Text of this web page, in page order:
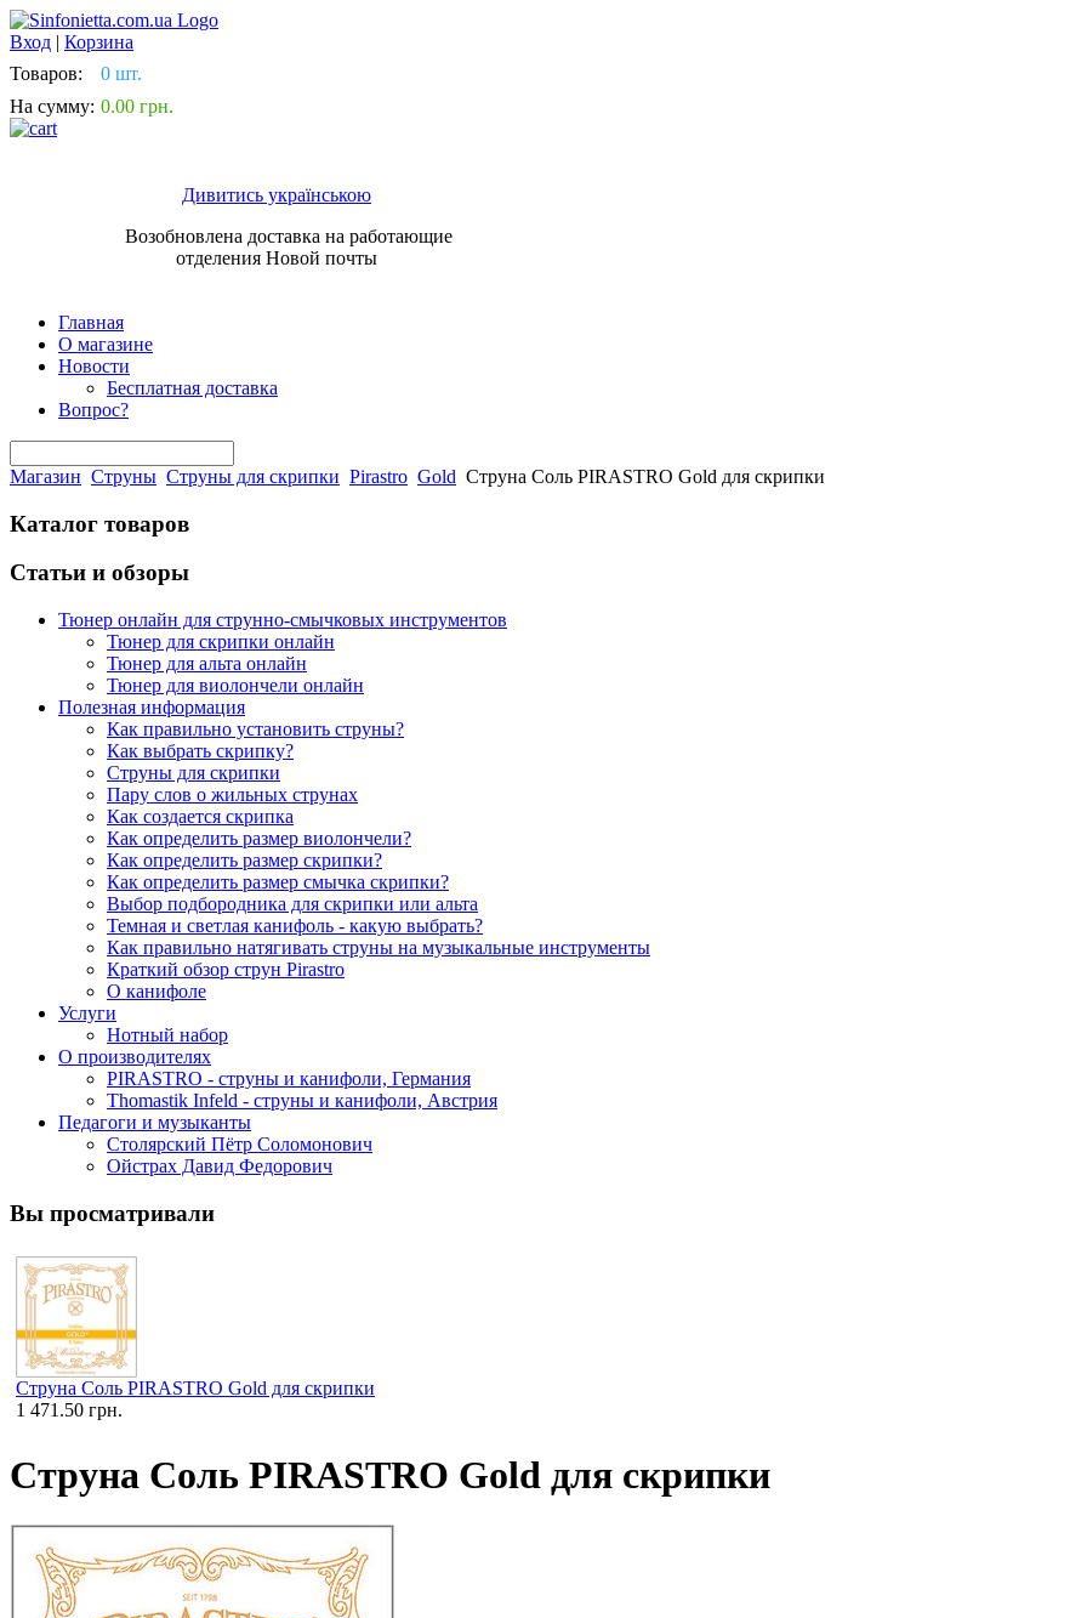
Вход | Корзина
Товаров:
0 шт.
На сумму: 0.00 грн.
Дивитись українською
Возобновлена доставка на работающие
отделения Новой почты
Главная
О магазине
Новости
Бесплатная доставка
Вопрос?
Магазин Струны Струны для скрипки Pirastro Gold Струна Соль PIRASTRO Gold для скрипки
Каталог товаров
Статьи и обзоры
Тюнер онлайн для струнно-смычковых инструментов
Тюнер для скрипки онлайн
Тюнер для альта онлайн
Тюнер для виолончели онлайн
Полезная информация
Как правильно установить струны?
Как выбрать скрипку?
Струны для скрипки
Пару слов о жильных струнах
Как создается скрипка
Как определить размер виолончели?
Как определить размер скрипки?
Как определить размер смычка скрипки?
Выбор подбородника для скрипки или альта
Темная и светлая канифоль - какую выбрать?
Как правильно натягивать струны на музыкальные инструменты
Краткий обзор струн Pirastro
О канифоле
Услуги
Нотный набор
О производителях
PIRASTRO - струны и канифоли, Германия
Thomastik Infeld - струны и канифоли, Австрия
Педагоги и музыканты
Столярский Пётр Соломонович
Ойстрах Давид Федорович
Вы просматривали
Струна Соль PIRASTRO Gold для скрипки
1 471.50 грн.
Струна Соль PIRASTRO Gold для скрипки